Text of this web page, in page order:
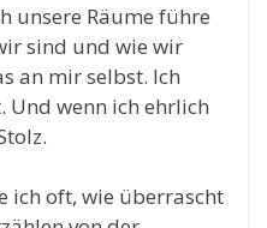
unsere Räume führe
sind und wie wir
an mir selbst. Ich
Und wenn ich ehrlich
ich oft, wie überrascht